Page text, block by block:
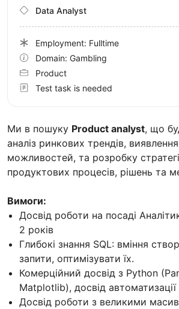
Ми в пошуку Product analyst, що
аналіз ринкових трендів,
можливостей, та розробку
продуктових процесів, рішень та
Вимоги:
Досвід роботи на посаді
2 років
Глибокі знання SQL: вміння
запити, оптимізувати їх.
Комерційний досвід з Python
Matplotlib), досвід автоматизації
Досвід роботи з великими
Data Analyst
Employment: Fulltime
Domain: Gambling
Product
Test task is needed